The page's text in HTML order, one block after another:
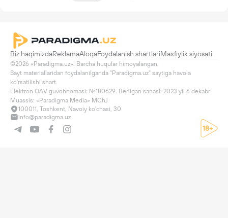
Biz haqimizdaReklamaAloqaFoydalanish shartlariMaxfiylik siyosati
©2026 «Paradigma.uz». Barcha huqular himoyalangan.
Sayt materiallaridan foydalanilganda "Paradigma.uz" saytiga havola
ko'rsatilishi shart.
Elektron OAV guvohnomasi: №180629. Berilgan sanasi: 2023 yil 6 dekabr
Muassis: «Paradigma Media» MChJ
100011, Toshkent, Navoiy ko'chasi, 30
info@paradigma.uz